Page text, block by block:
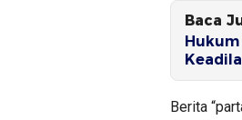
Baca
Berita